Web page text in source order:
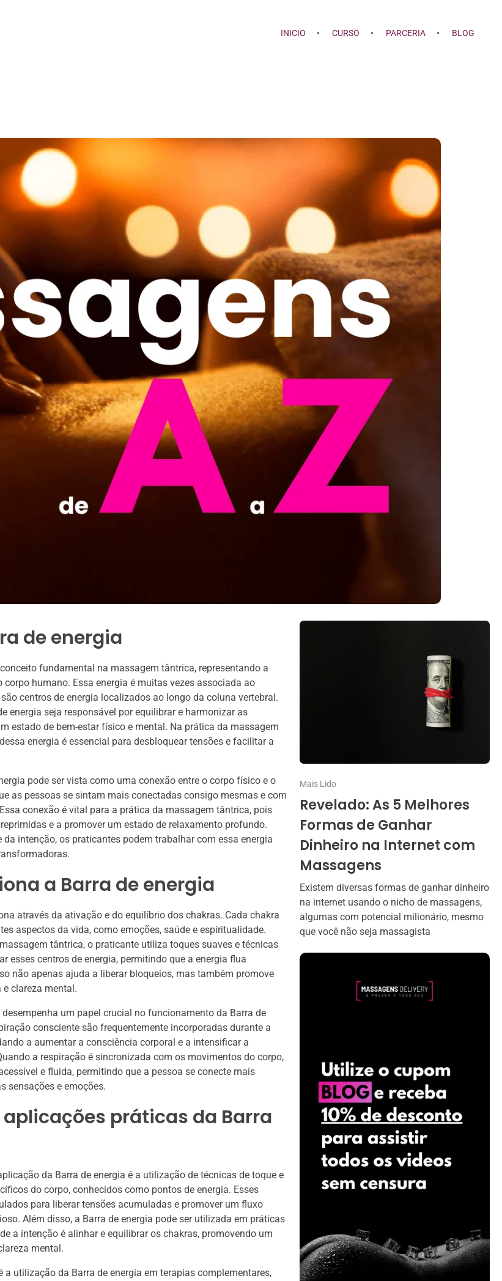
INICIO CURSO PARCERIA BLOG
de energia
fundamental na massagem tântrica, representando a
corpo humano. Essa energia é muitas vezes associada ao
centros de energia localizados ao longo da coluna vertebral.
energia seja responsável por equilibrar e harmonizar as
estado de bem-estar físico e mental. Na prática da massagem
energia é essencial para desbloquear tensões e facilitar a
pode ser vista como uma conexão entre o corpo físico e o
as pessoas se sintam mais conectadas consigo mesmas e com
conexão é vital para a prática da massagem tântrica, pois
e a promover um estado de relaxamento profundo.
da intenção, os praticantes podem trabalhar com essa energia
a Barra de energia
através da ativação e do equilíbrio dos chakras. Cada chakra
aspectos da vida, como emoções, saúde e espiritualidade.
tântrica, o praticante utiliza toques suaves e técnicas
esses centros de energia, permitindo que a energia flua
não apenas ajuda a liberar bloqueios, mas também promove
e clareza mental.
um papel crucial no funcionamento da Barra de
consciente são frequentemente incorporadas durante a
a aumentar a consciência corporal e a intensificar a
a respiração é sincronizada com os movimentos do corpo,
e fluida, permitindo que a pessoa se conecte mais
sensações e emoções.
aplicações práticas da Barra
da Barra de energia é a utilização de técnicas de toque e
do corpo, conhecidos como pontos de energia. Esses
para liberar tensões acumuladas e promover um fluxo
Além disso, a Barra de energia pode ser utilizada em práticas
a intenção é alinhar e equilibrar os chakras, promovendo um
mental.
a utilização da Barra de energia em terapias complementares,
Mais Lido
Revelado: As 5 Melhores
Formas de Ganhar
Dinheiro na Internet com
Massagens
Existem diversas formas de ganhar dinheiro
na internet usando o nicho de massagens,
algumas com potencial milionário, mesmo
que você não seja massagista